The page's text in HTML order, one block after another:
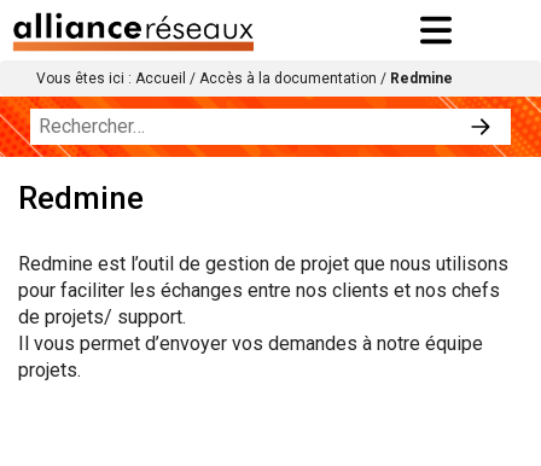
Vous êtes ici : Accueil / Accès à la documentation / Redmine
Redmine
Redmine est l’outil de gestion de projet que nous utilisons
pour faciliter les échanges entre nos clients et nos chefs
de projets/ support.
Il vous permet d’envoyer vos demandes à notre équipe
projets.